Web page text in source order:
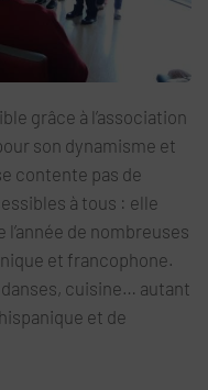
grâce à l’association
son dynamisme et
contente pas de
à tous : elle
de nombreuses
et francophone.
cuisine… autant
et de